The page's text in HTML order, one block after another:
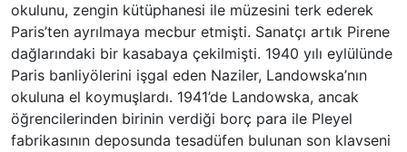
okulunu, zengin kütüphanesi ile müzesini terk ederek
Paris’ten ayrılmaya mecbur etmişti. Sanatçı artık Pirene
dağlarındaki bir kasabaya çekilmişti. 1940 yılı eylülünde
Paris banliyölerini işgal eden Naziler, Landowska’nın
okuluna el koymuşlardı. 1941’de Landowska, ancak
öğrencilerinden birinin verdiği borç para ile Pleyel
fabrikasının deposunda tesadüfen bulunan son klavseni